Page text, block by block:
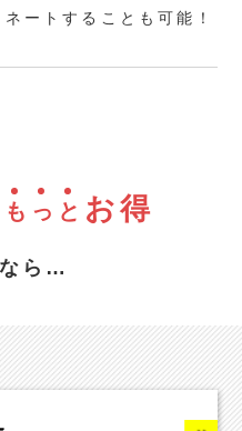
ートすることも可能！
も っ と お得
ら…